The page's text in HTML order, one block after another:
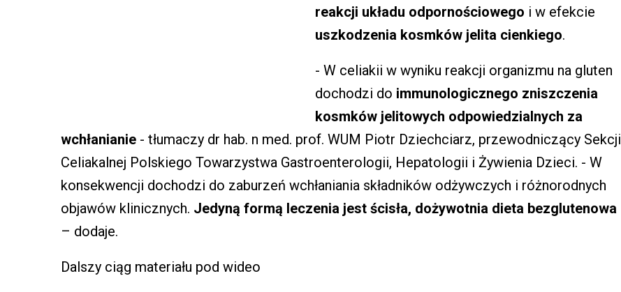
reakcji układu odpornościowego i w efekcie
uszkodzenia kosmków jelita cienkiego.
- W celiakii w wyniku reakcji organizmu na gluten
dochodzi do immunologicznego zniszczenia
kosmków jelitowych odpowiedzialnych za
wchłanianie - tłumaczy dr hab. n med. prof. WUM Piotr Dziechciarz, przewodniczący Sekcji
Celiakalnej Polskiego Towarzystwa Gastroenterologii, Hepatologii i Żywienia Dzieci. - W
konsekwencji dochodzi do zaburzeń wchłaniania składników odżywczych i różnorodnych
objawów klinicznych. Jedyną formą leczenia jest ścisła, dożywotnia dieta bezglutenowa
– dodaje.
Dalszy ciąg materiału pod wideo